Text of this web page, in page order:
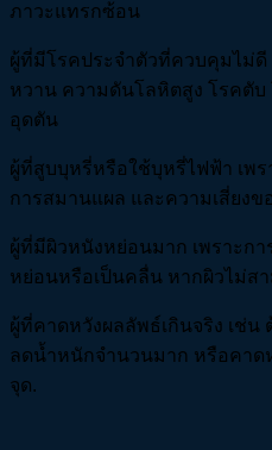
ภาวะแทรกซ้อน
ผู้ที่มีโรคประจำตัวที่ควบคุมไม่ดี
หวาน ความดันโลหิตสูง โรคตับ
อุดตัน
ผู้ที่สูบบุหรี่หรือใช้บุหรี่ไฟฟ้า เพร
การสมานแผล และความเสี่ยง
ผู้ที่มีผิวหนังหย่อนมาก เพราะก
หย่อนหรือเป็นคลื่น หากผิวไม่ส
ผู้ที่คาดหวังผลลัพธ์เกินจริง เช่น
ลดน้ำหนักจำนวนมาก หรือคาด
จุด.